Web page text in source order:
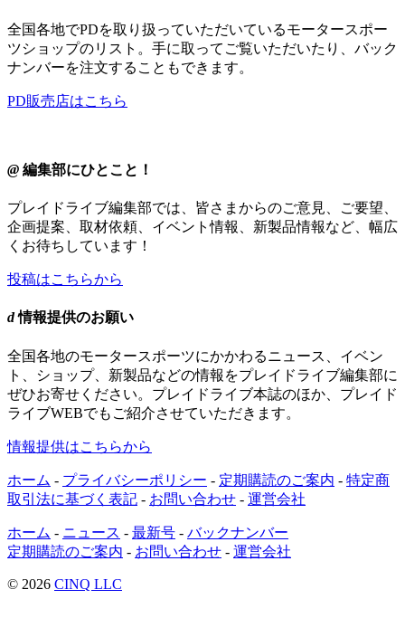
全国各地でPDを取り扱っていただいているモータースポー
ツショップのリスト。手に取ってご覧いただいたり、バック
ナンバーを注文することもできます。
PD販売店はこちら
@ 編集部にひとこと！
プレイドライブ編集部では、皆さまからのご意見、ご要望、
企画提案、取材依頼、イベント情報、新製品情報など、幅広
くお待ちしています！
投稿はこちらから
d情報提供のお願い
全国各地のモータースポーツにかかわるニュース、イベン
ト、ショップ、新製品などの情報をプレイドライブ編集部に
ぜひお寄せください。プレイドライブ本誌のほか、プレイド
ライブWEBでもご紹介させていただきます。
情報提供はこちらから
ホーム - プライバシーポリシー - 定期購読のご案内 - 特定商
取引法に基づく表記 - お問い合わせ - 運営会社
ホーム - ニュース - 最新号 - バックナンバー
定期購読のご案内 - お問い合わせ - 運営会社
© 2026 CINQ LLC